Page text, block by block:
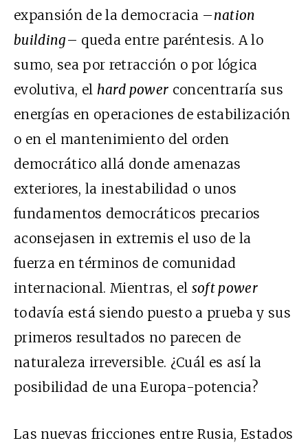
expansión de la democracia –nation
building– queda entre paréntesis. A lo
sumo, sea por retracción o por lógica
evolutiva, el hard power concentraría sus
energías en operaciones de estabilización
o en el mantenimiento del orden
democrático allá donde amenazas
exteriores, la inestabilidad o unos
fundamentos democráticos precarios
aconsejasen in extremis el uso de la
fuerza en términos de comunidad
internacional. Mientras, el soft power
todavía está siendo puesto a prueba y sus
primeros resultados no parecen de
naturaleza irreversible. ¿Cuál es así la
posibilidad de una Europa-potencia?
Las nuevas fricciones entre Rusia, Estados